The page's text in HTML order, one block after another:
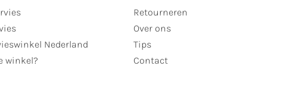
Nederland
winkel?
Retourneren
Over ons
Tips
Contact